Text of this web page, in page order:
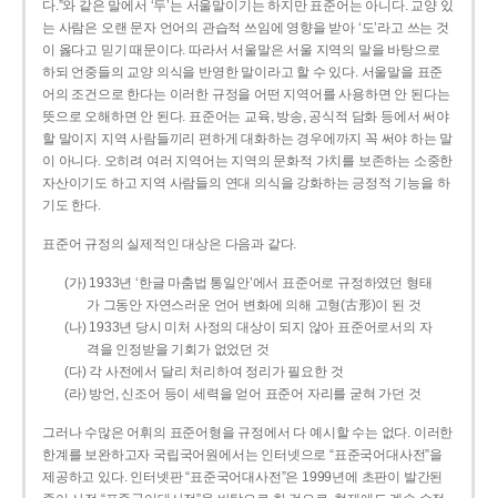
다.”와 같은 말에서 ‘두’는 서울말이기는 하지만 표준어는 아니다. 교양 있
는 사람은 오랜 문자 언어의 관습적 쓰임에 영향을 받아 ‘도’라고 쓰는 것
이 옳다고 믿기 때문이다. 따라서 서울말은 서울 지역의 말을 바탕으로
하되 언중들의 교양 의식을 반영한 말이라고 할 수 있다. 서울말을 표준
어의 조건으로 한다는 이러한 규정을 어떤 지역어를 사용하면 안 된다는
뜻으로 오해하면 안 된다. 표준어는 교육, 방송, 공식적 담화 등에서 써야
할 말이지 지역 사람들끼리 편하게 대화하는 경우에까지 꼭 써야 하는 말
이 아니다. 오히려 여러 지역어는 지역의 문화적 가치를 보존하는 소중한
자산이기도 하고 지역 사람들의 연대 의식을 강화하는 긍정적 기능을 하
기도 한다.
표준어 규정의 실제적인 대상은 다음과 같다.
(가) 1933년 ‘한글 마춤법 통일안’에서 표준어로 규정하였던 형태
가 그동안 자연스러운 언어 변화에 의해 고형(古形)이 된 것
(나) 1933년 당시 미처 사정의 대상이 되지 않아 표준어로서의 자
격을 인정받을 기회가 없었던 것
(다) 각 사전에서 달리 처리하여 정리가 필요한 것
(라) 방언, 신조어 등이 세력을 얻어 표준어 자리를 굳혀 가던 것
그러나 수많은 어휘의 표준어형을 규정에서 다 예시할 수는 없다. 이러한
한계를 보완하고자 국립국어원에서는 인터넷으로 “표준국어대사전”을
제공하고 있다. 인터넷판 “표준국어대사전”은 1999년에 초판이 발간된